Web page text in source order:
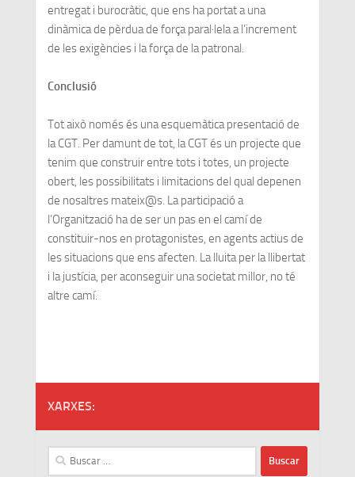
entregat i burocràtic, que ens ha portat a una
dinàmica de pèrdua de força paral·lela a l’increment
de les exigències i la força de la patronal.
Conclusió
Tot això només és una esquemàtica presentació de
la CGT. Per damunt de tot, la CGT és un projecte que
tenim que construir entre tots i totes, un projecte
obert, les possibilitats i limitacions del qual depenen
de nosaltres mateix@s. La participació a
l’Organització ha de ser un pas en el camí de
constituir-nos en protagonistes, en agents actius de
les situacions que ens afecten. La lluita per la llibertat
i la justícia, per aconseguir una societat millor, no té
altre camí.
XARXES:
Buscar: